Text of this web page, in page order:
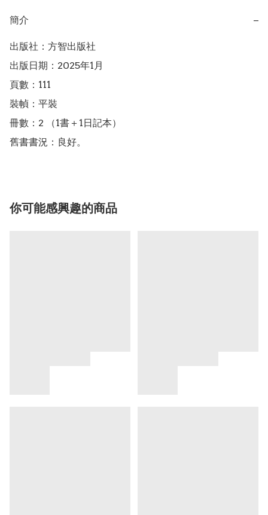
簡介 −
出版社：方智出版社
出版日期：2025年1月
頁數：111
裝幀：平裝
冊數：2 （1書＋1日記本）
舊書書況：良好。
你可能感興趣的商品